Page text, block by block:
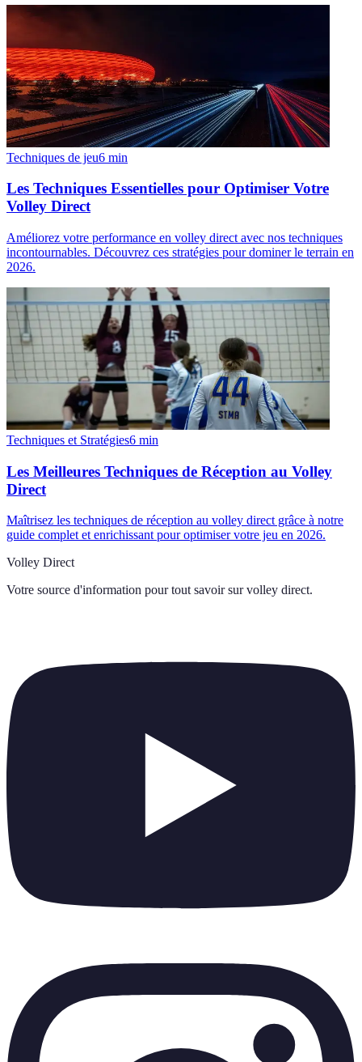
Techniques de jeu6 min
Les Techniques Essentielles pour Optimiser Votre
Volley Direct
Améliorez votre performance en volley direct avec nos techniques
incontournables. Découvrez ces stratégies pour dominer le terrain en
2026.
Techniques et Stratégies6 min
Les Meilleures Techniques de Réception au Volley
Direct
Maîtrisez les techniques de réception au volley direct grâce à notre
guide complet et enrichissant pour optimiser votre jeu en 2026.
Volley Direct
Votre source d'information pour tout savoir sur volley direct.